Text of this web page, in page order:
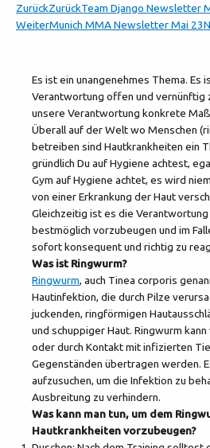
ZurückZurückTeam Django Newsletter
WeiterMunich MMA Newsletter Mai 23
Es ist ein unangenehmes Thema. Es
Verantwortung offen und vernünftig
unsere Verantwortung konkrete
Überall auf der Welt wo Menschen
betreiben sind Hautkrankheiten ein
gründlich Du auf Hygiene achtest,
Gym auf Hygiene achtet, es wird
von einer Erkrankung der Haut
Gleichzeitig ist es die
bestmöglich vorzubeugen und im
sofort konsequent und richtig zu
Was ist Ringwurm?
Ringwurm, auch Tinea corporis
Hautinfektion, die durch Pilze
juckenden, ringförmigen
und schuppiger Haut. Ringwurm
oder durch Kontakt mit infizierten
Gegenständen übertragen werden.
aufzusuchen, um die Infektion zu
Ausbreitung zu verhindern.
Was kann man tun, um dem
Hautkrankheiten vorzubeugen?